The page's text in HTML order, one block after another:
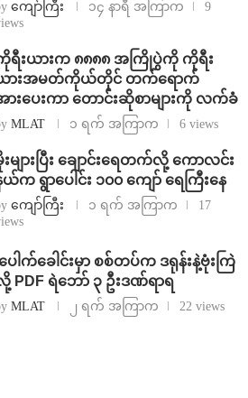
ကျော်ကြီး ၁၄ နာရီ အကြာက
9
ရီးယားက ၈၈၈၈ အကြိုပွဲကို ကိုရီး
ားအမတ်ကိုယ်တိုင် တက်ရောက်
ားပေးကာ တောင်းဆိုစာများကို လက်ခံ
MLAT ၁ ရက် အကြာက 6 views
းများပြီး ချောင်းရေတက်လို့ ကောလင်း
ယ်က ရွာပေါင်း ၁၀၀ ကျော် ရေကြီးနေ
ကျော်ကြီး ၁ ရက် အကြာက
17
ပေါက်ခေါင်းမှာ စစ်တပ်က ဒရုန်းနဲ့ဗုံးကြဲ
PDF ရဲဘော် ၃ ဦးဒဏ်ရာရ
MLAT ၂ ရက် အကြာက 22 views